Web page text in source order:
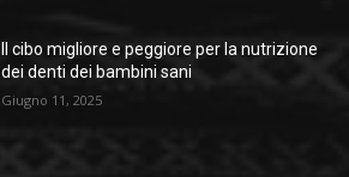
Il cibo migliore e peggiore per la nutrizione
dei denti dei bambini sani
Giugno 11, 2025